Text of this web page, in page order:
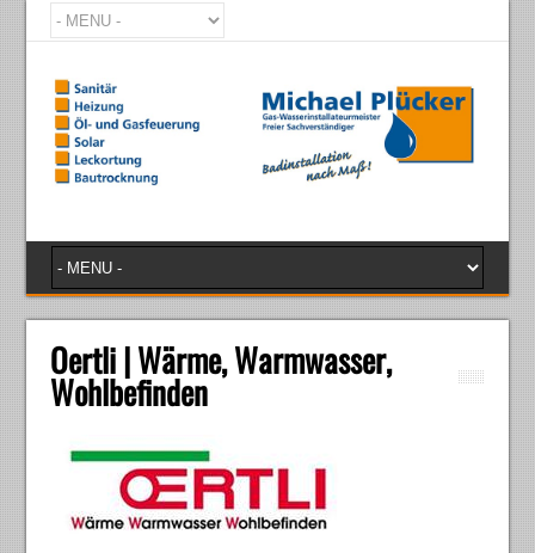
Oertli | Wärme, Warmwasser,
Wohlbefinden